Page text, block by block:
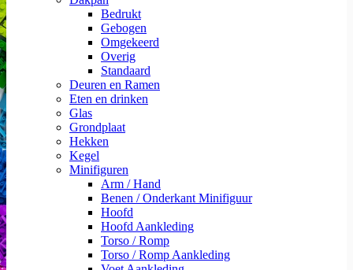
Bedrukt
Gebogen
Omgekeerd
Overig
Standaard
Deuren en Ramen
Eten en drinken
Glas
Grondplaat
Hekken
Kegel
Minifiguren
Arm / Hand
Benen / Onderkant Minifiguur
Hoofd
Hoofd Aankleding
Torso / Romp
Torso / Romp Aankleding